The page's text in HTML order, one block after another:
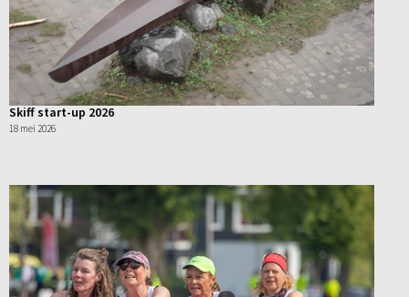
Skiff start-up 2026
18 mei 2026